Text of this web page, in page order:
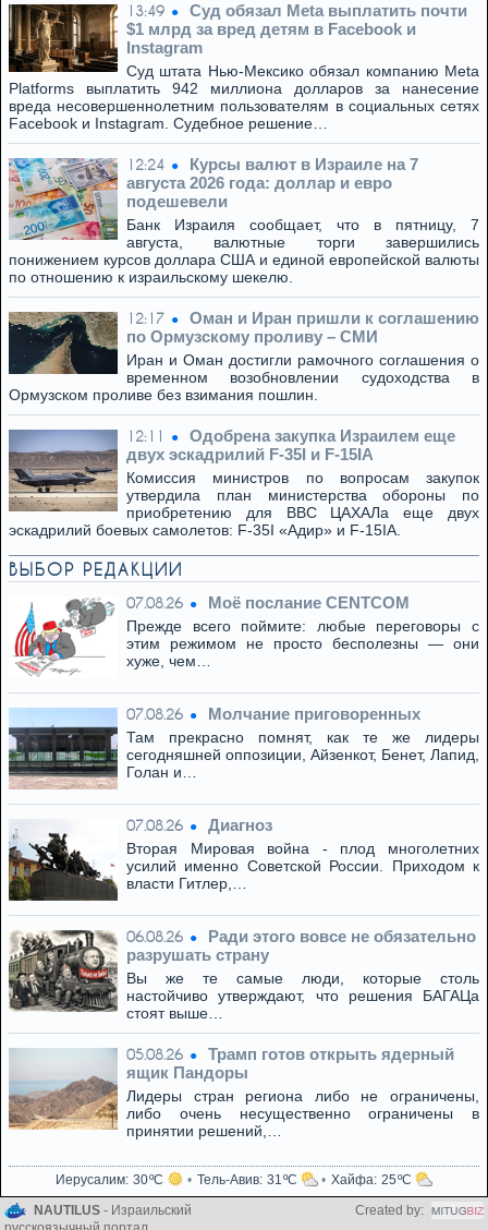
13:49
Суд обязал Meta выплатить почти
$1 млрд за вред детям в Facebook и
Instagram
Суд штата Нью-Мексико обязал компанию Meta
Platforms выплатить 942 миллиона долларов за нанесение
вреда несовершеннолетним пользователям в социальных сетях
Facebook и Instagram. Судебное решение…
12:24
Курсы валют в Израиле на 7
августа 2026 года: доллар и евро
подешевели
Банк Израиля сообщает, что в пятницу, 7
августа, валютные торги завершились
понижением курсов доллара США и единой европейской валюты
по отношению к израильскому шекелю.
12:17
Оман и Иран пришли к соглашению
по Ормузскому проливу – СМИ
Иран и Оман достигли рамочного соглашения о
временном возобновлении судоходства в
Ормузском проливе без взимания пошлин.
12:11
Одобрена закупка Израилем еще
двух эскадрилий F-35I и F-15IA
Комиссия министров по вопросам закупок
утвердила план министерства обороны по
приобретению для ВВС ЦАХАЛа еще двух
эскадрилий боевых самолетов: F-35I «Адир» и F-15IA.
ВЫБОР РЕДАКЦИИ
07.08.26 Моё послание CENTCOM
Прежде всего поймите: любые переговоры с
этим режимом не просто бесполезны — они
хуже, чем…
07.08.26 Молчание приговоренных
Там прекрасно помнят, как те же лидеры
сегодняшней оппозиции, Айзенкот, Бенет, Лапид,
Голан и…
07.08.26 Диагноз
Вторая Мировая война - плод многолетних
усилий именно Советской России. Приходом к
власти Гитлер,…
06.08.26
Ради этого вовсе не обязательно
разрушать страну
Вы же те самые люди, которые столь
настойчиво утверждают, что решения БАГАЦа
стоят выше…
05.08.26
Трамп готов открыть ядерный
ящик Пандоры
Лидеры стран региона либо не ограничены,
либо очень несущественно ограничены в
принятии решений,…
Иерусалим 30 Тель-Авив 31 Хайфа 25
NAUTILUS - Израильский
Created by: